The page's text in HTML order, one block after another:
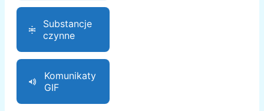
Substancje
czynne
Komunikaty
GIF